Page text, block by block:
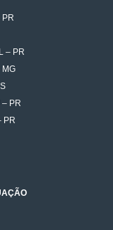
PR
– PR
MG
– PR
PR